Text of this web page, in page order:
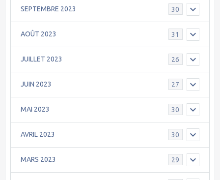
SEPTEMBRE 2023 30
AOÛT 2023 31
JUILLET 2023 26
JUIN 2023 27
MAI 2023 30
AVRIL 2023 30
MARS 2023 29